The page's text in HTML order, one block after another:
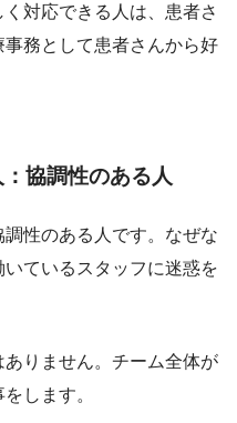
対応できる人は、患者さ
務として患者さんから好
協調性のある人
性のある人です。なぜな
ているスタッフに迷惑を
りません。チーム全体が
します。